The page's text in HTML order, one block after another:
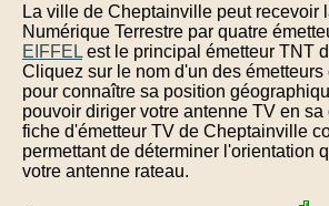
La ville de Cheptainville peut recevoir
Numérique Terrestre par quatre
EIFFEL est le principal émetteur TNT
Cliquez sur le nom d'un des
pour connaître sa position
pouvoir diriger votre antenne TV en
fiche d'émetteur TV de Cheptainville
permettant de déterminer l'orientation
votre antenne rateau.